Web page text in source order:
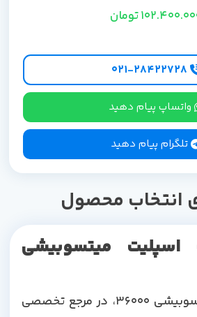
تومان
واتساپ پیام دهید
تلگرام پیام دهید
انتخاب محصول
میتسوبیشی
داکت اسپلیت میتسوبیشی 36000، در مرجع تخصصی